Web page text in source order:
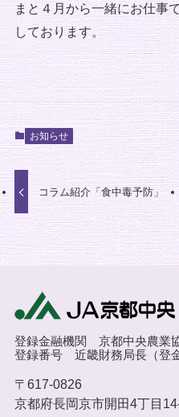
まと４月から一緒にお仕事
しております。
お知らせ
コラム紹介「食中毒予防」
登録金融機関 京都中央農業
登録番号 近畿財務局長（登
〒617-0826
京都府長岡京市開田4丁目